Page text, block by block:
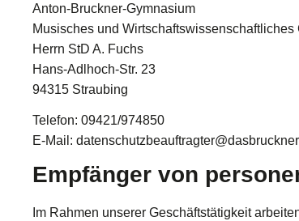
Anton-Bruckner-Gymnasium
Musisches und Wirtschaftswissenschaftliches
Herrn StD A. Fuchs
Hans-Adlhoch-Str. 23
94315 Straubing
Telefon: 09421/974850
E-Mail:
Empfänger von
Im Rahmen unserer Geschäftstätigkeit